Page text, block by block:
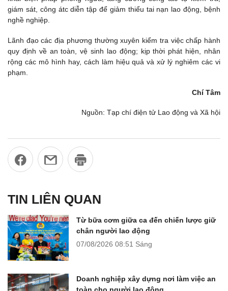
giám sát, công átc diễn tập để giảm thiểu tai nạn lao động, bệnh
nghề nghiệp.
Lãnh đạo các địa phương thường xuyên kiểm tra việc chấp hành
quy định về an toàn, vệ sinh lao động; kịp thời phát hiện, nhân
rộng các mô hình hay, cách làm hiệu quả và xử lý nghiêm các vi
phạm.
Chí Tâm
Nguồn: Tạp chí điện tử Lao động và Xã hội
TIN LIÊN QUAN
Từ bữa cơm giữa ca đến chiến lược giữ
chân người lao động
07/08/2026 08:51 Sáng
Doanh nghiệp xây dựng nơi làm việc an